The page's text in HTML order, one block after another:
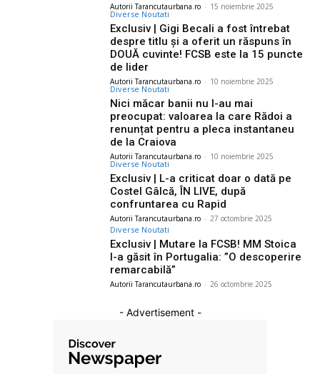
Autorii Tarancutaurbana.ro - 15 noiembrie 2025
Diverse Noutati
Exclusiv | Gigi Becali a fost întrebat
despre titlu și a oferit un răspuns în
DOUĂ cuvinte! FCSB este la 15 puncte
de lider
Autorii Tarancutaurbana.ro - 10 noiembrie 2025
Diverse Noutati
Nici măcar banii nu l-au mai
preocupat: valoarea la care Rădoi a
renunțat pentru a pleca instantaneu
de la Craiova
Autorii Tarancutaurbana.ro - 10 noiembrie 2025
Diverse Noutati
Exclusiv | L-a criticat doar o dată pe
Costel Gâlcă, ÎN LIVE, după
confruntarea cu Rapid
Autorii Tarancutaurbana.ro - 27 octombrie 2025
Diverse Noutati
Exclusiv | Mutare la FCSB! MM Stoica
l-a găsit în Portugalia: ”O descoperire
remarcabilă”
Autorii Tarancutaurbana.ro - 26 octombrie 2025
- Advertisement -